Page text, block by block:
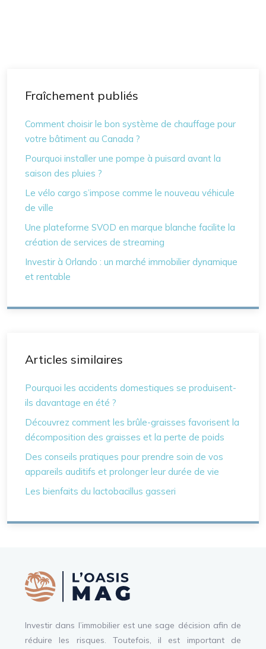
Fraîchement publiés
Comment choisir le bon système de chauffage pour
votre bâtiment au Canada ?
Pourquoi installer une pompe à puisard avant la
saison des pluies ?
Le vélo cargo s’impose comme le nouveau véhicule
de ville
Une plateforme SVOD en marque blanche facilite la
création de services de streaming
Investir à Orlando : un marché immobilier dynamique
et rentable
Articles similaires
Pourquoi les accidents domestiques se produisent-
ils davantage en été ?
Découvrez comment les brûle-graisses favorisent la
décomposition des graisses et la perte de poids
Des conseils pratiques pour prendre soin de vos
appareils auditifs et prolonger leur durée de vie
Les bienfaits du lactobacillus gasseri
Investir dans l’immobilier est une sage décision afin de
réduire les risques. Toutefois, il est important de